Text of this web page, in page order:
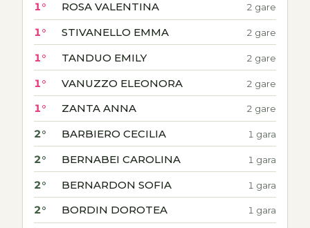
1° ROSA VALENTINA 2 gare
1° STIVANELLO EMMA 2 gare
1° TANDUO EMILY 2 gare
1° VANUZZO ELEONORA 2 gare
1° ZANTA ANNA 2 gare
2° BARBIERO CECILIA 1 gara
2° BERNABEI CAROLINA 1 gara
2° BERNARDON SOFIA 1 gara
2° BORDIN DOROTEA 1 gara